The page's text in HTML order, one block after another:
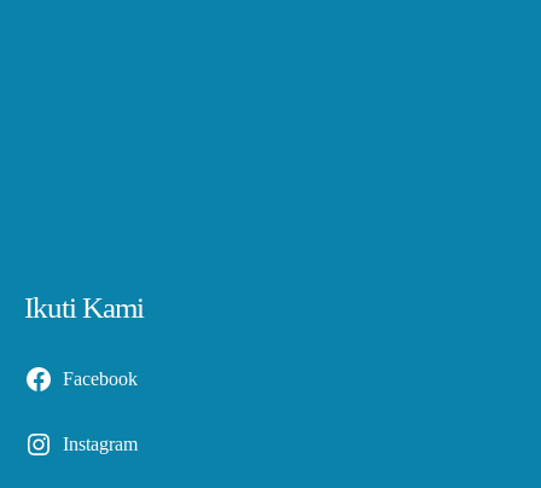
Ikuti Kami
Facebook
Instagram